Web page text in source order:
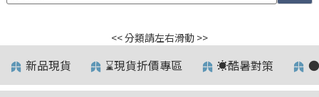
<< 分類請左右滑動 >>
新品現貨 ⌛️現貨折價專區 ☀️酷暑對策 ●